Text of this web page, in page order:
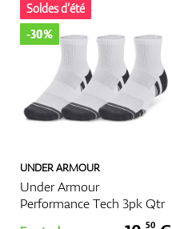
UNDER ARMOUR
Under Armour
Performance Tech 3pk Qtr
Soldes d’été
-30%
50